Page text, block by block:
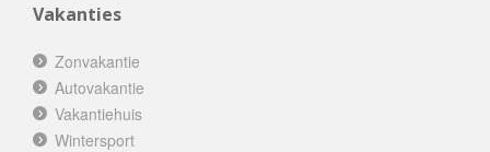
Vakanties
Zonvakantie
Autovakantie
Vakantiehuis
Wintersport